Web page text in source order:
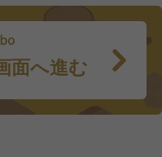
面へ進む